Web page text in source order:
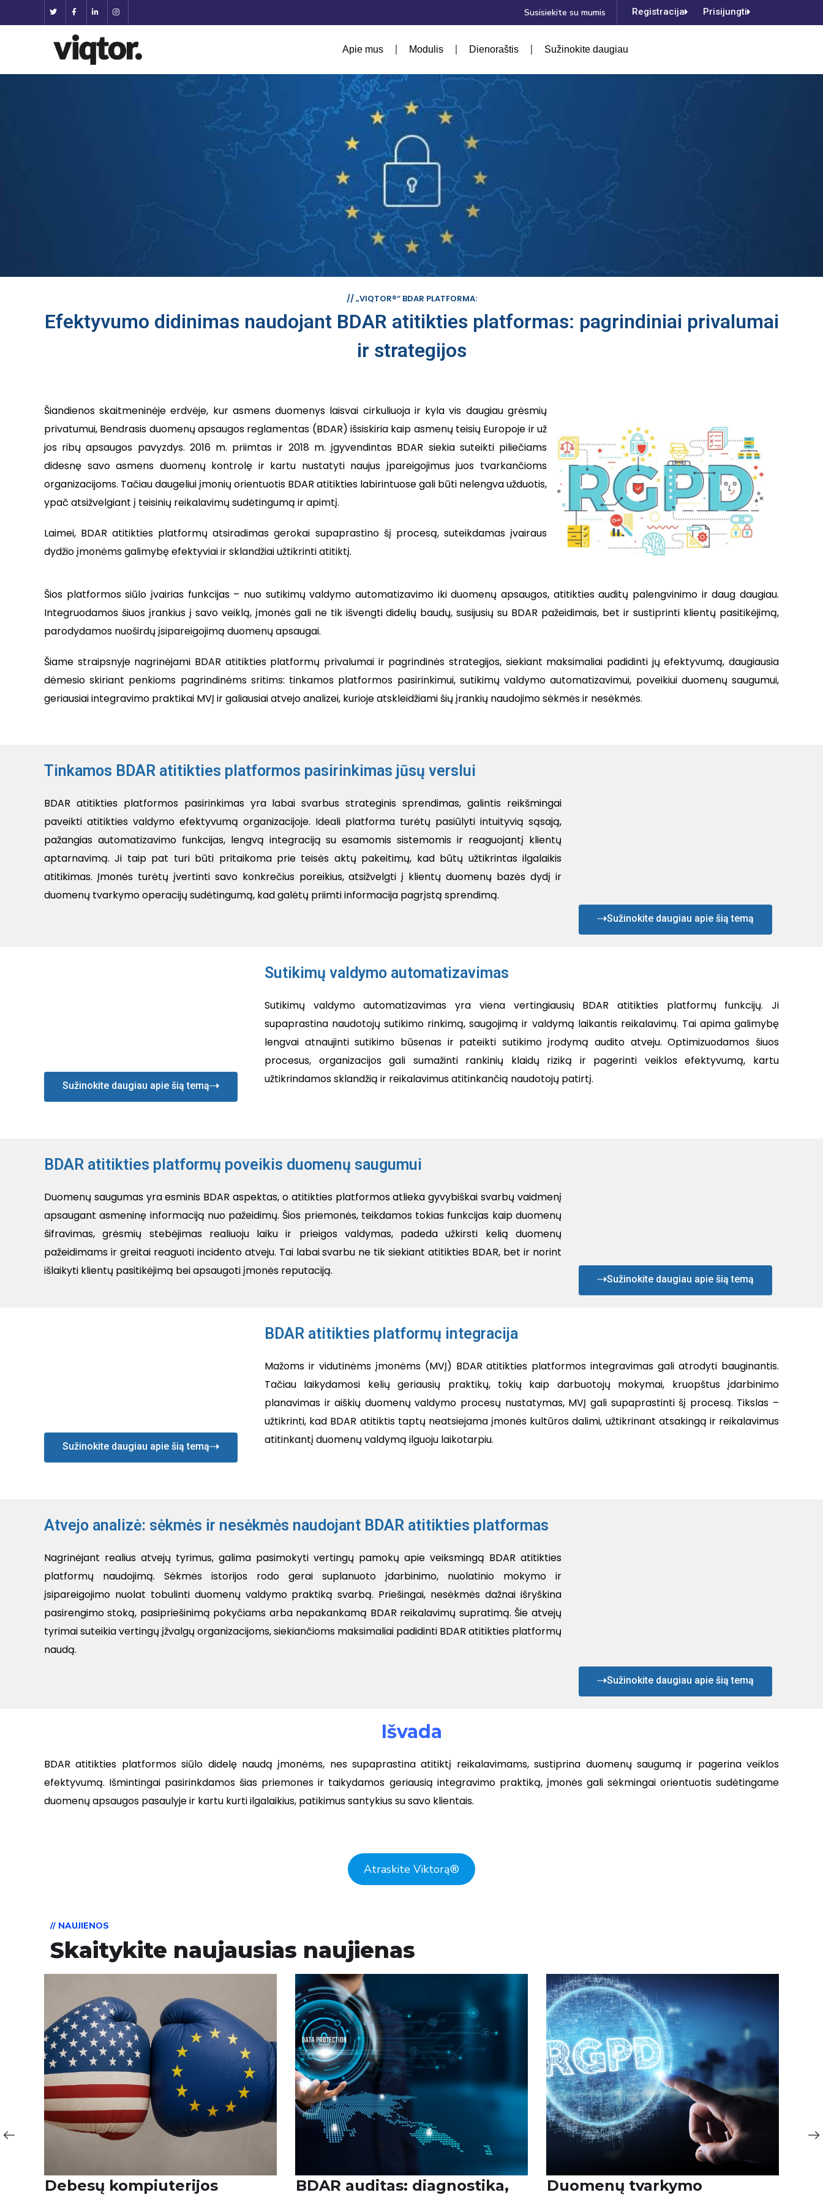
Susisiekite su mumis Registracija Prisijungti
Apie mus Modulis Dienoraštis Sužinokite daugiau
// „VIQTOR®“ BDAR PLATFORMA:
Efektyvumo didinimas naudojant BDAR atitikties platformas: pagrindiniai privalumai
ir strategijos
Šiandienos skaitmeninėje erdvėje, kur asmens duomenys laisvai cirkuliuoja ir kyla vis daugiau grėsmių
privatumui, Bendrasis duomenų apsaugos reglamentas (BDAR) išsiskiria kaip asmenų teisių Europoje ir už
jos ribų apsaugos pavyzdys. 2016 m. priimtas ir 2018 m. įgyvendintas BDAR siekia suteikti piliečiams
didesnę savo asmens duomenų kontrolę ir kartu nustatyti naujus įpareigojimus juos tvarkančioms
organizacijoms. Tačiau daugeliui įmonių orientuotis BDAR atitikties labirintuose gali būti nelengva užduotis,
ypač atsižvelgiant į teisinių reikalavimų sudėtingumą ir apimtį.
Laimei, BDAR atitikties platformų atsiradimas gerokai supaprastino šį procesą, suteikdamas įvairaus
dydžio įmonėms galimybę efektyviai ir sklandžiai užtikrinti atitiktį.
Šios platformos siūlo įvairias funkcijas – nuo sutikimų valdymo automatizavimo iki duomenų apsaugos, atitikties auditų palengvinimo ir daug daugiau.
Integruodamos šiuos įrankius į savo veiklą, įmonės gali ne tik išvengti didelių baudų, susijusių su BDAR pažeidimais, bet ir sustiprinti klientų pasitikėjimą,
parodydamos nuoširdų įsipareigojimą duomenų apsaugai.
Šiame straipsnyje nagrinėjami BDAR atitikties platformų privalumai ir pagrindinės strategijos, siekiant maksimaliai padidinti jų efektyvumą, daugiausia
dėmesio skiriant penkioms pagrindinėms sritims: tinkamos platformos pasirinkimui, sutikimų valdymo automatizavimui, poveikiui duomenų saugumui,
geriausiai integravimo praktikai MVĮ ir galiausiai atvejo analizei, kurioje atskleidžiami šių įrankių naudojimo sėkmės ir nesėkmės.
Tinkamos BDAR atitikties platformos pasirinkimas jūsų verslui
BDAR atitikties platformos pasirinkimas yra labai svarbus strateginis sprendimas, galintis reikšmingai
paveikti atitikties valdymo efektyvumą organizacijoje. Ideali platforma turėtų pasiūlyti intuityvią sąsają,
pažangias automatizavimo funkcijas, lengvą integraciją su esamomis sistemomis ir reaguojantį klientų
aptarnavimą. Ji taip pat turi būti pritaikoma prie teisės aktų pakeitimų, kad būtų užtikrintas ilgalaikis
atitikimas. Įmonės turėtų įvertinti savo konkrečius poreikius, atsižvelgti į klientų duomenų bazės dydį ir
duomenų tvarkymo operacijų sudėtingumą, kad galėtų priimti informacija pagrįstą sprendimą.
Sužinokite daugiau apie šią temą
Sužinokite daugiau apie šią temą
Sutikimų valdymo automatizavimas
Sutikimų valdymo automatizavimas yra viena vertingiausių BDAR atitikties platformų funkcijų. Ji
supaprastina naudotojų sutikimo rinkimą, saugojimą ir valdymą laikantis reikalavimų. Tai apima galimybę
lengvai atnaujinti sutikimo būsenas ir pateikti sutikimo įrodymą audito atveju. Optimizuodamos šiuos
procesus, organizacijos gali sumažinti rankinių klaidų riziką ir pagerinti veiklos efektyvumą, kartu
užtikrindamos sklandžią ir reikalavimus atitinkančią naudotojų patirtį.
BDAR atitikties platformų poveikis duomenų saugumui
Duomenų saugumas yra esminis BDAR aspektas, o atitikties platformos atlieka gyvybiškai svarbų vaidmenį
apsaugant asmeninę informaciją nuo pažeidimų. Šios priemonės, teikdamos tokias funkcijas kaip duomenų
šifravimas, grėsmių stebėjimas realiuoju laiku ir prieigos valdymas, padeda užkirsti kelią duomenų
pažeidimams ir greitai reaguoti incidento atveju. Tai labai svarbu ne tik siekiant atitikties BDAR, bet ir norint
išlaikyti klientų pasitikėjimą bei apsaugoti įmonės reputaciją.
Sužinokite daugiau apie šią temą
Sužinokite daugiau apie šią temą
BDAR atitikties platformų integracija
Mažoms ir vidutinėms įmonėms (MVĮ) BDAR atitikties platformos integravimas gali atrodyti bauginantis.
Tačiau laikydamosi kelių geriausių praktikų, tokių kaip darbuotojų mokymai, kruopštus įdarbinimo
planavimas ir aiškių duomenų valdymo procesų nustatymas, MVĮ gali supaprastinti šį procesą. Tikslas –
užtikrinti, kad BDAR atitiktis taptų neatsiejama įmonės kultūros dalimi, užtikrinant atsakingą ir reikalavimus
atitinkantį duomenų valdymą ilguoju laikotarpiu.
Atvejo analizė: sėkmės ir nesėkmės naudojant BDAR atitikties platformas
Nagrinėjant realius atvejų tyrimus, galima pasimokyti vertingų pamokų apie veiksmingą BDAR atitikties
platformų naudojimą. Sėkmės istorijos rodo gerai suplanuoto įdarbinimo, nuolatinio mokymo ir
įsipareigojimo nuolat tobulinti duomenų valdymo praktiką svarbą. Priešingai, nesėkmės dažnai išryškina
pasirengimo stoką, pasipriešinimą pokyčiams arba nepakankamą BDAR reikalavimų supratimą. Šie atvejų
tyrimai suteikia vertingų įžvalgų organizacijoms, siekiančioms maksimaliai padidinti BDAR atitikties platformų
naudą.
Sužinokite daugiau apie šią temą
Išvada
BDAR atitikties platformos siūlo didelę naudą įmonėms, nes supaprastina atitiktį reikalavimams, sustiprina duomenų saugumą ir pagerina veiklos
efektyvumą. Išmintingai pasirinkdamos šias priemones ir taikydamos geriausią integravimo praktiką, įmonės gali sėkmingai orientuotis sudėtingame
duomenų apsaugos pasaulyje ir kartu kurti ilgalaikius, patikimus santykius su savo klientais.
Atraskite Viktorą®
// NAUJIENOS
Skaitykite naujausias naujienas
Duomenų tvarkymo Verslo plėtra: duomenų Nepilnamečių apsauga